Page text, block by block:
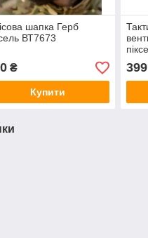
шапка Герб
ВТ7673
₴
Купити
399